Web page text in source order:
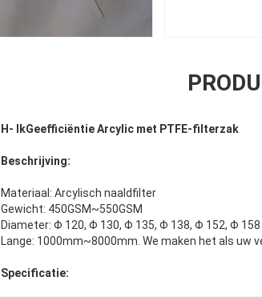
H - IkGeefficiëntie Arcylic met PTFE-filterzak
Beschrijving:
Materiaal: Arcylisch naaldfilter
Gewicht: 450GSM~550GSM
Diameter: Φ 120, Φ 130, Φ 135, Φ 138, Φ 152, Φ 158
Lange: 1000mm~8000mm. We maken het als uw
Specificatie: